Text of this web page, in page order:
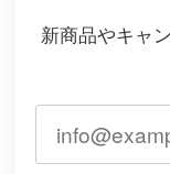
新商品やキャ